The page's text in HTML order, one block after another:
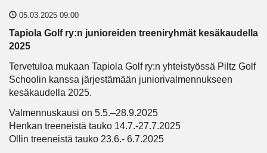
05.03.2025 09:00
Tapiola Golf ry:n junioreiden treeniryhmät kesäkaudella
2025
Tervetuloa mukaan Tapiola Golf ry:n yhteistyössä Piltz Golf
Schoolin kanssa järjestämään juniorivalmennukseen
kesäkaudella 2025.
Valmennuskausi on 5.5.–28.9.2025
Henkan treeneistä tauko 14.7.-27.7.2025
Ollin treeneistä tauko 23.6.- 6.7.2025